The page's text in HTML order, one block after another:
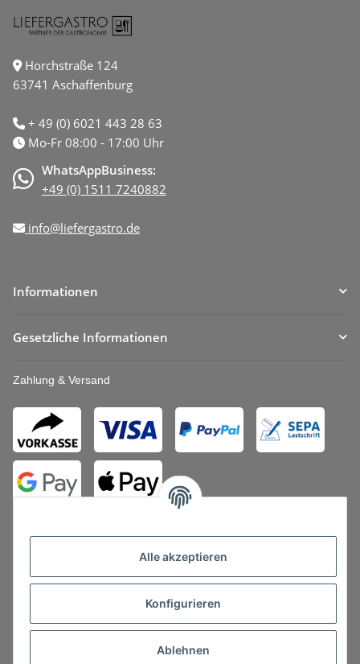
Alle akzeptieren
Konfigurieren
Ablehnen
Horchstraße 124
63741 Aschaffenburg
+ 49 (0) 6021 443 28 63
Mo-Fr 08:00 - 17:00 Uhr
WhatsAppBusiness:
+49 (0) 1511 7240882
info@liefergastro.de
Informationen
Gesetzliche Informationen
Zahlung & Versand
Vertrag widerrufen